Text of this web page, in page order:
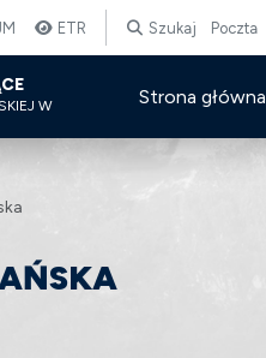
ETR Szukaj Poczta
W
Strona główna